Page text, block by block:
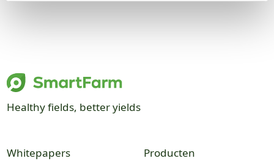
Healthy fields, better yields
Whitepapers Producten